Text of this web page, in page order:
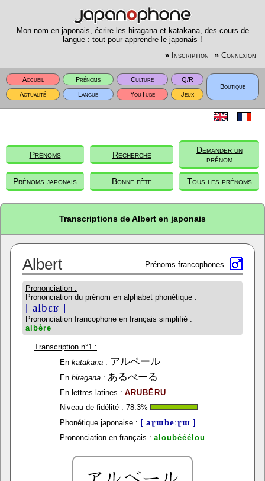
Mon nom en japonais, écrire les hiragana et katakana, des cours de
langue : tout pour apprendre le japonais !
» Inscription » Connexion
Accueil Prénoms Culture
Q/R
Boutique
Actualité
Langue YouTube Jeux
Prénoms Recherche
Demander un
prénom
Prénoms japonais Bonne fête Tous les prénoms
Transcriptions de Albert en japonais
Albert Prénoms francophones
Prononciation :
Prononciation du prénom en alphabet phonétique :
[ albɛʁ ]
Prononciation francophone en français simplifié :
albère
Transcription n°1 :
En katakana : アルベール
En hiragana : あるべーる
En lettres latines : ARUBĒRU
Niveau de fidélité : 78.3%
Phonétique japonaise : [ aɽɯbeːɽɯ ]
Prononciation en français : aloubééélou